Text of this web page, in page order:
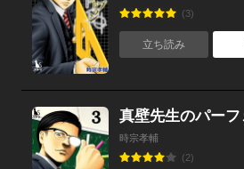
(3)
立ち読み
時宗孝輔
(2)